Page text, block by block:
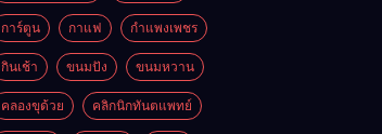
การ์ตูน กาแฟ กำแพงเพชร
กินเช้า ขนมปัง ขนมหวาน
คลองขุด้วย คลิกนิกทันตแพทย์